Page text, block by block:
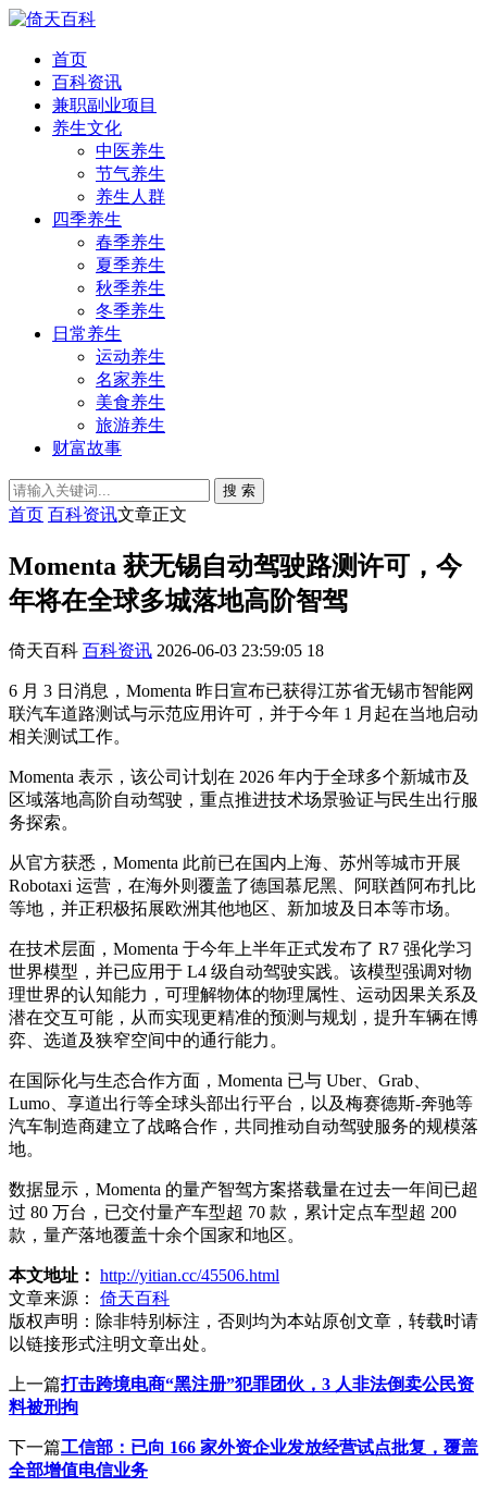
首页
百科资讯
兼职副业项目
养生文化
中医养生
节气养生
养生人群
四季养生
春季养生
夏季养生
秋季养生
冬季养生
日常养生
运动养生
名家养生
美食养生
旅游养生
财富故事
搜 索
首页 百科资讯文章正文
Momenta 获无锡自动驾驶路测许可，今
年将在全球多城落地高阶智驾
倚天百科 百科资讯 2026-06-03 23:59:05 18
6 月 3 日消息，Momenta 昨日宣布已获得江苏省无锡市智能网
联汽车道路测试与示范应用许可，并于今年 1 月起在当地启动
相关测试工作。
Momenta 表示，该公司计划在 2026 年内于全球多个新城市及
区域落地高阶自动驾驶，重点推进技术场景验证与民生出行服
务探索。
从官方获悉，Momenta 此前已在国内上海、苏州等城市开展
Robotaxi 运营，在海外则覆盖了德国慕尼黑、阿联酋阿布扎比
等地，并正积极拓展欧洲其他地区、新加坡及日本等市场。
在技术层面，Momenta 于今年上半年正式发布了 R7 强化学习
世界模型，并已应用于 L4 级自动驾驶实践。该模型强调对物
理世界的认知能力，可理解物体的物理属性、运动因果关系及
潜在交互可能，从而实现更精准的预测与规划，提升车辆在博
弈、选道及狭窄空间中的通行能力。
在国际化与生态合作方面，Momenta 已与 Uber、Grab、
Lumo、享道出行等全球头部出行平台，以及梅赛德斯-奔驰等
汽车制造商建立了战略合作，共同推动自动驾驶服务的规模落
地。
数据显示，Momenta 的量产智驾方案搭载量在过去一年间已超
过 80 万台，已交付量产车型超 70 款，累计定点车型超 200
款，量产落地覆盖十余个国家和地区。
本文地址： http://yitian.cc/45506.html
文章来源：
倚天百科
版权声明： 除非特别标注，否则均为本站原创文章，转载时请
以链接形式注明文章出处。
上一篇打击跨境电商“黑注册”犯罪团伙，3 人非法倒卖公民资
料被刑拘
下一篇工信部：已向 166 家外资企业发放经营试点批复，覆盖
全部增值电信业务